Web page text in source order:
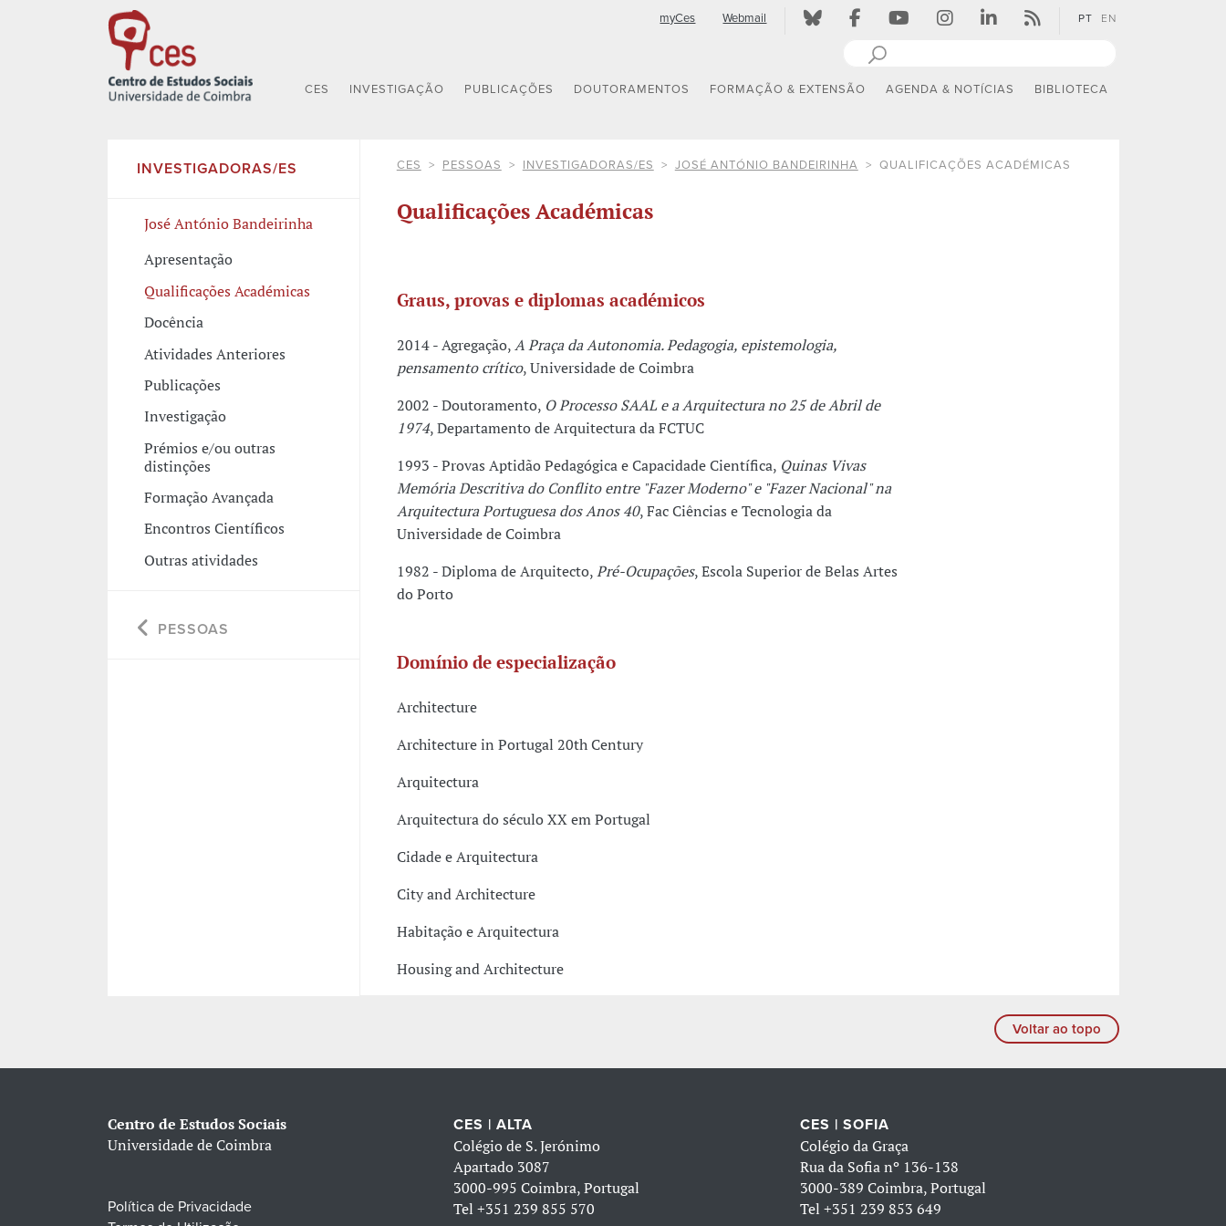
myCes Webmail PT EN
CES INVESTIGAÇÃO PUBLICAÇÕES DOUTORAMENTOS FORMAÇÃO & EXTENSÃO AGENDA & NOTÍCIAS BIBLIOTECA
INVESTIGADORAS/ES
José António Bandeirinha
Apresentação
Qualificações Académicas
Docência
Atividades Anteriores
Publicações
Investigação
Prémios e/ou outras
distinções
Formação Avançada
Encontros Científicos
Outras atividades
PESSOAS
CES PESSOAS INVESTIGADORAS/ES JOSÉ ANTÓNIO BANDEIRINHA QUALIFICAÇÕES ACADÉMICAS
Qualificações Académicas
Graus, provas e diplomas académicos
2014 - Agregação,A Praça da Autonomia. Pedagogia, epistemologia,
pensamento crítico, Universidade de Coimbra
2002 - Doutoramento, O Processo SAAL e a Arquitectura no 25 de Abril de
1974, Departamento de Arquitectura da FCTUC
1993 - Provas Aptidão Pedagógica e Capacidade Científica, Quinas Vivas
Memória Descritiva do Conflito entre "Fazer Moderno" e "Fazer Nacional" na
Arquitectura Portuguesa dos Anos 40, Fac Ciências e Tecnologia da
Universidade de Coimbra
1982 - Diploma de Arquitecto,Pré-Ocupações, Escola Superior de Belas Artes
do Porto
Domínio de especialização
Architecture
Architecture in Portugal 20th Century
Arquitectura
Arquitectura do século XX em Portugal
Cidade e Arquitectura
City and Architecture
Habitação e Arquitectura
Housing and Architecture
Voltar ao topo
Centro de Estudos Sociais
Universidade de Coimbra
Política de Privacidade
CES | ALTA
Colégio de S. Jerónimo
Apartado 3087
3000-995 Coimbra, Portugal
Tel+351 239 855 570
CES | SOFIA
Colégio da Graça
Rua da Sofia nº 136-138
3000-389 Coimbra, Portugal
Tel +351 239 853 649